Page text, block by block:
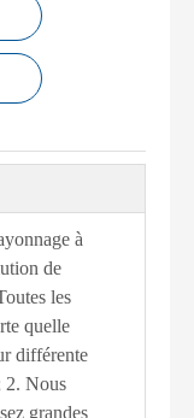
à
de
les
quelle
différente
2. Nous
grandes